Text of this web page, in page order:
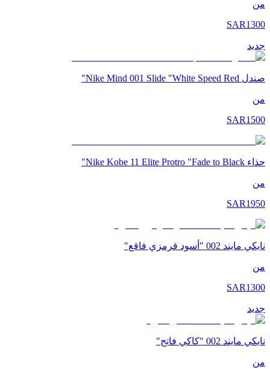
من
SAR1300
جديد
صندل Nike Mind 001 Slide "White Speed Red"
من
SAR1500
حذاء Nike Kobe 11 Elite Protro "Fade to Black"
من
SAR1950
نايكي مايند 002 "أسود قرمزي فاقع"
من
SAR1300
جديد
نايكي مايند 002 "كاكي فاتح"
من